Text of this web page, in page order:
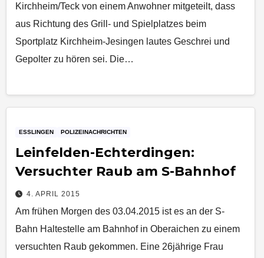
Kirchheim/Teck von einem Anwohner mitgeteilt, dass
aus Richtung des Grill- und Spielplatzes beim
Sportplatz Kirchheim-Jesingen lautes Geschrei und
Gepolter zu hören sei. Die…
ESSLINGEN POLIZEINACHRICHTEN
Leinfelden-Echterdingen:
Versuchter Raub am S-Bahnhof
4. APRIL 2015
Am frühen Morgen des 03.04.2015 ist es an der S-
Bahn Haltestelle am Bahnhof in Oberaichen zu einem
versuchten Raub gekommen. Eine 26jährige Frau